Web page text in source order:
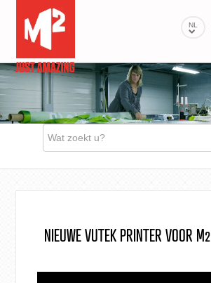
NL
WELKOM
PROJECTEN
PRODUCTEN
NIEUWE VUTEK PRINTER VOOR M2